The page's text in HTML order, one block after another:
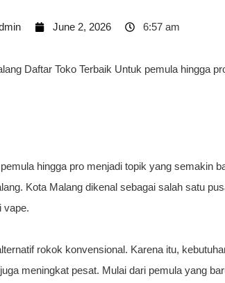
June 2, 2026 6:57 am
hingga pro menjadi topik yang semakin
Kota Malang dikenal sebagai salah satu
vape.
rokok konvensional. Karena itu,
meningkat pesat. Mulai dari pemula yang